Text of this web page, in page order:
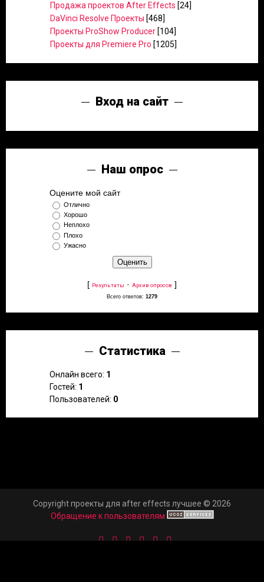
Продажа проектов After Effects [24]
DaVinci Resolve Проекты [468]
Проекты ProShow Producer [104]
Проекты для Premiere Pro [1205]
Вход на сайт
Наш опрос
Оцените мой сайт
Отлично
Хорошо
Неплохо
Плохо
Ужасно
[ Результаты · Архив опросов ]
Всего ответов: 1279
Статистика
Онлайн всего: 1
Гостей: 1
Пользователей: 0
Copyright проекты для after effects лучшее © 2026
Обращение к пользователям